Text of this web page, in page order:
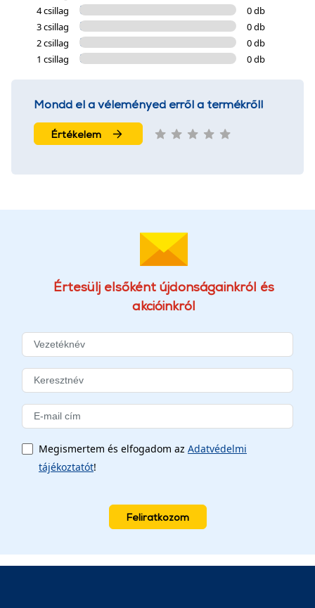
4 csillag
0 db
3 csillag
0 db
2 csillag
0 db
1 csillag
0 db
Mondd el a véleményed erről a termékről!
Értékelem
Értesülj elsőként újdonságainkról és
akcióinkról
Megismertem és elfogadom az Adatvédelmi
tájékoztatót!
Feliratkozom